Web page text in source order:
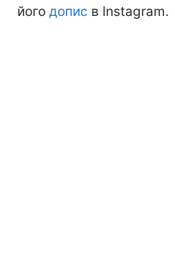
його допис в Instagram.